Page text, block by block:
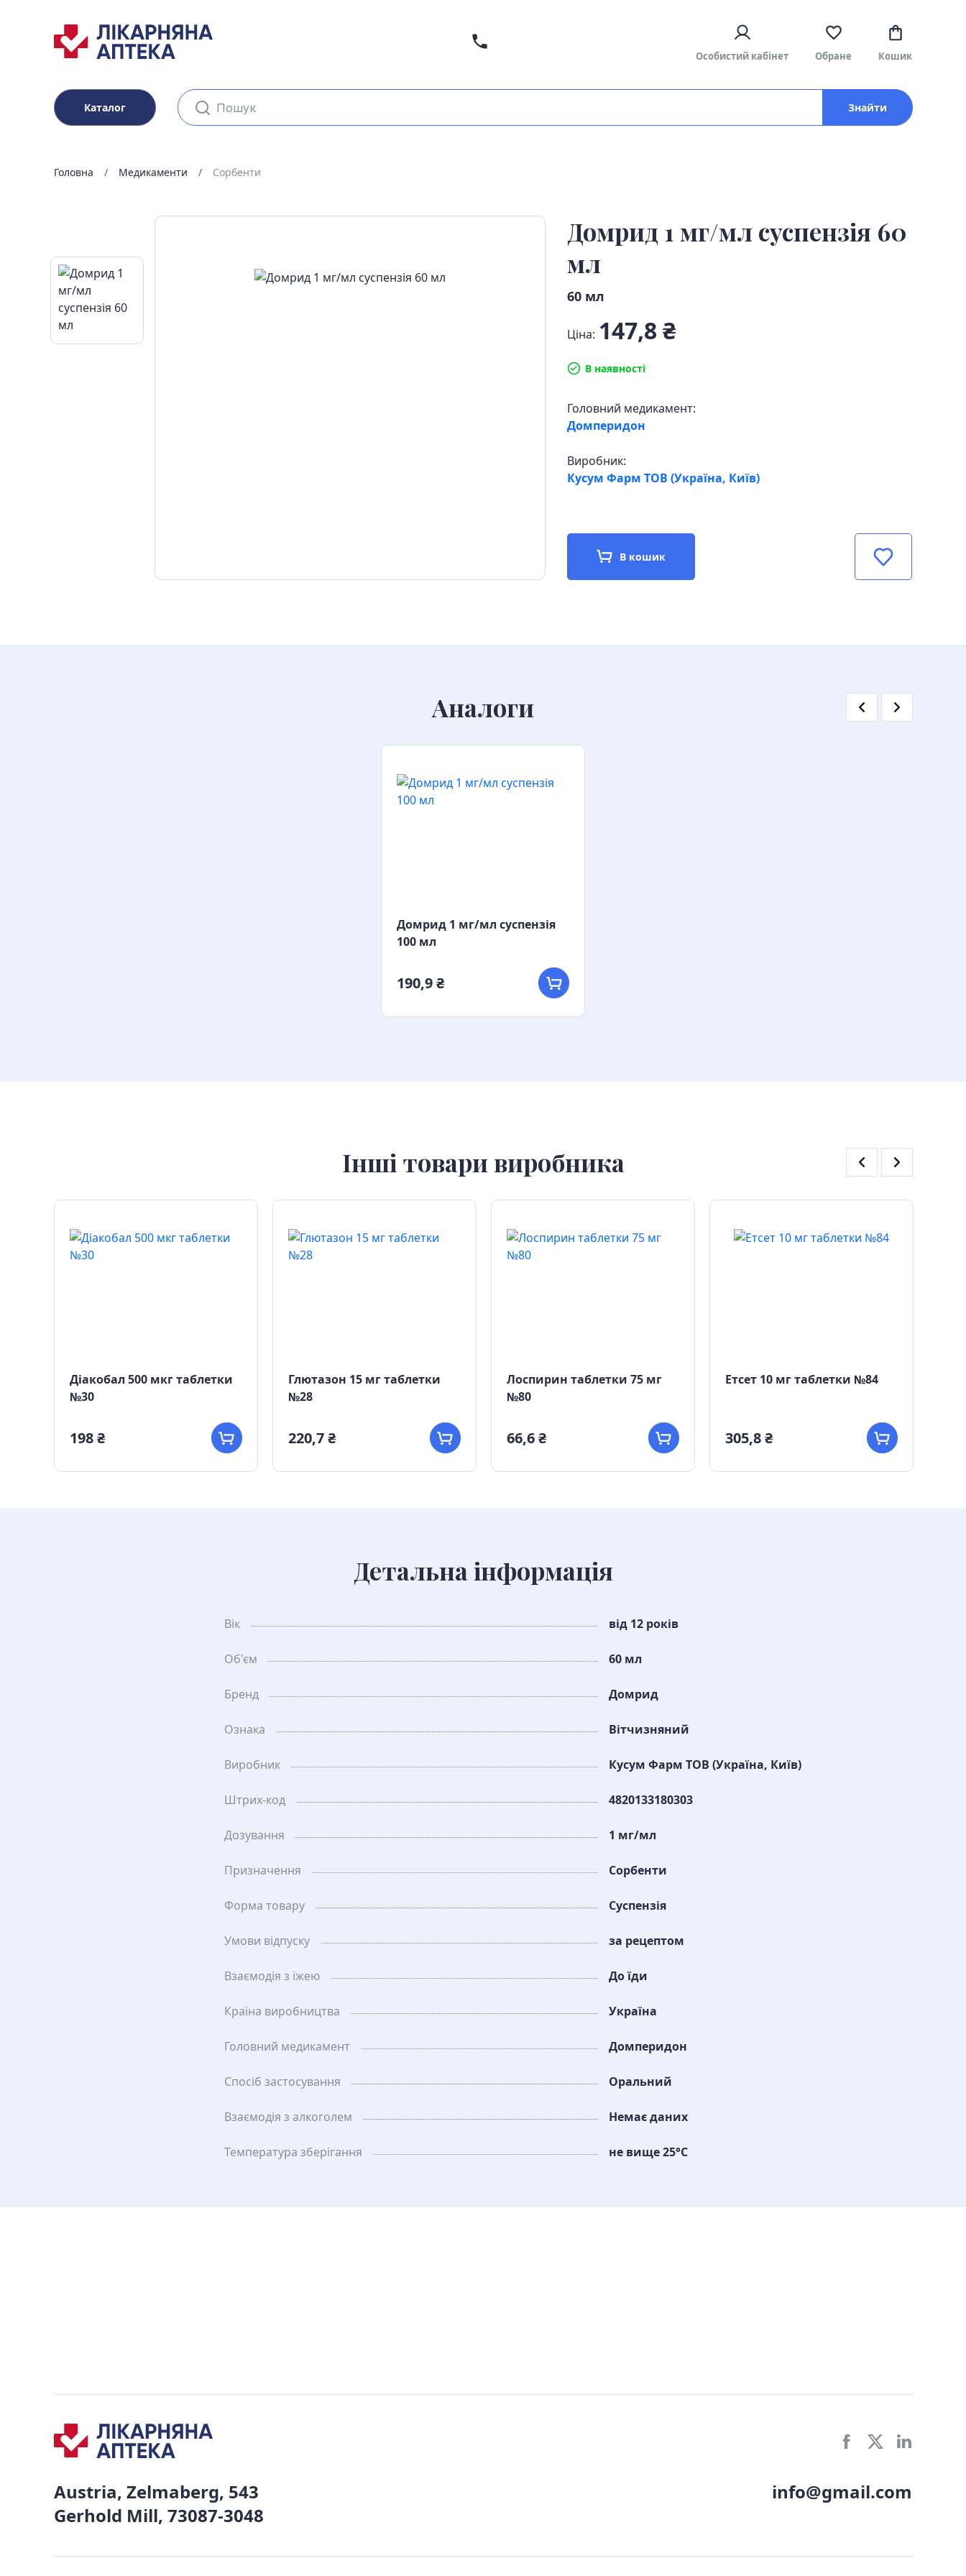
Особистий кабінет Обране Кошик
Каталог Знайти
Головна Медикаменти Сорбенти
Домрид 1 мг/мл суспензія 60
мл
60 мл
Ціна: 147,8 ₴
В наявності
Головний медикамент:
Домперидон
Виробник:
Кусум Фарм ТОВ (Україна, Київ)
В кошик
Аналоги
Домрид 1 мг/мл суспензія
100 мл
190,9 ₴
Інші товари виробника
Діакобал 500 мкг таблетки
№30
198 ₴
Глютазон 15 мг таблетки
№28
220,7 ₴
Лоспирин таблетки 75 мг
№80
66,6 ₴
Етсет 10 мг таблетки №84
305,8 ₴
Детальна інформація
Вік від 12 років
Об'єм 60 мл
Бренд Домрид
Ознака Вітчизняний
Виробник Кусум Фарм ТОВ (Україна, Київ)
Штрих-код 4820133180303
Дозування 1 мг/мл
Призначення Сорбенти
Форма товару Суспензія
Умови відпуску за рецептом
Взаємодія з їжею До їди
Країна виробництва Україна
Головний медикамент Домперидон
Спосіб застосування Оральний
Взаємодія з алкоголем Немає даних
Температура зберiгання не вище 25°C
Austria, Zelmaberg, 543
Gerhold Mill, 73087-3048
info@gmail.com